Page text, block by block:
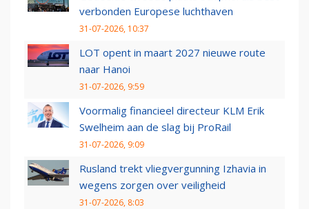
verbonden Europese luchthaven
31-07-2026, 10:37
LOT opent in maart 2027 nieuwe route
naar Hanoi
31-07-2026, 9:59
Voormalig financieel directeur KLM Erik
Swelheim aan de slag bij ProRail
31-07-2026, 9:09
Rusland trekt vliegvergunning Izhavia in
wegens zorgen over veiligheid
31-07-2026, 8:03